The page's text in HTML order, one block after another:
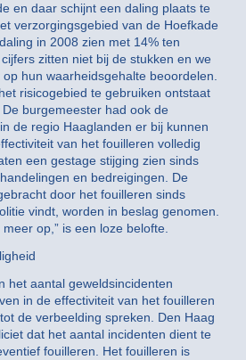
en daar schijnt een daling plaats te
verzorgingsgebied van de Hoefkade
in 2008 zien met 14% ten
zitten niet bij de stukken en we
hun waarheidsgehalte beoordelen.
risicogebied te gebruiken ontstaat
burgemeester had ook de
de regio Haaglanden er bij kunnen
van het fouilleren volledig
een gestage stijging zien sinds
en bedreigingen. De
door het fouilleren sinds
vindt, worden in beslag genomen.
op,” is een loze belofte.
het aantal geweldsincidenten
in de effectiviteit van het fouilleren
de verbeelding spreken. Den Haag
dat het aantal incidenten dient te
fouilleren. Het fouilleren is